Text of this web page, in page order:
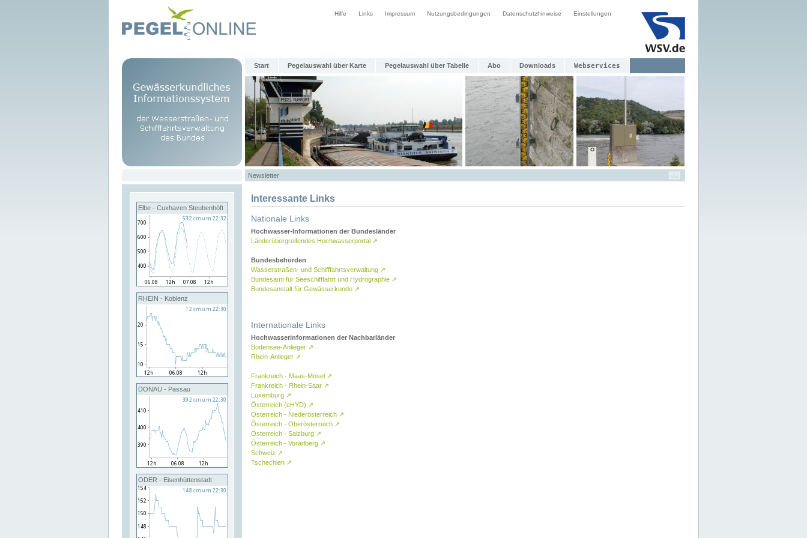
Hilfe Links Impressum Nutzungsbedingungen Datenschutzhinweise Einstellungen
Start Pegelauswahl über Karte Pegelauswahl über Tabelle Abo Downloads Webservices
Newsletter
Elbe - Cuxhaven Steubenhöft
RHEIN - Koblenz
DONAU - Passau
ODER - Eisenhüttenstadt
Interessante Links
Nationale Links
Hochwasser-Informationen der Bundesländer
Länderübergreifendes Hochwasserportal ↗
Bundesbehörden
Wasserstraßen- und Schifffahrtsverwaltung ↗
Bundesamt für Seeschifffahrt und Hydrographie ↗
Bundesanstalt für Gewässerkunde ↗
Internationale Links
Hochwasserinformationen der Nachbarländer
Bodensee-Anlieger ↗
Rhein-Anlieger ↗
Frankreich - Maas-Mosel ↗
Frankreich - Rhein-Saar ↗
Luxemburg ↗
Österreich (eHYD) ↗
Österreich - Niederösterreich ↗
Österreich - Oberösterreich ↗
Österreich - Salzburg ↗
Österreich - Vorarlberg ↗
Schweiz ↗
Tschechien ↗